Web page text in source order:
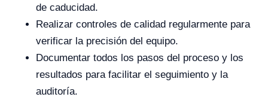
de caducidad.
Realizar controles de calidad regularmente para
verificar la precisión del equipo.
Documentar todos los pasos del proceso y los
resultados para facilitar el seguimiento y la
auditoría.